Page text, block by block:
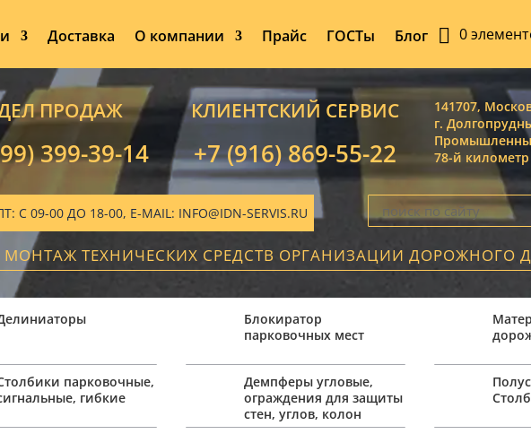
Доставка О компании Прайс ГОСТы Блог 0
ПРОДАЖ
399-39-14
КЛИЕНТСКИЙ СЕРВИС
+7 (916) 869-55-22
141707,
г.
78-й
00 ДО 18-00, E-MAIL: INFO@IDN-SERVIS.RU
ТЕХНИЧЕСКИХ СРЕДСТВ ОРГАНИЗАЦИИ ДОРОЖНОГО
парковочные,
гибкие
Блокиратор
парковочных мест
Демпферы угловые,
ограждения для защиты
стен, углов, колон